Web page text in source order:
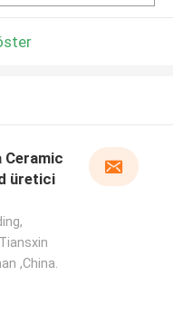
Ceramic
üretici
,China.